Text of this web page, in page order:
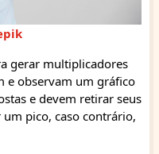
gerar multiplicadores
e observam um gráfico
e devem retirar seus
pico, caso contrário,